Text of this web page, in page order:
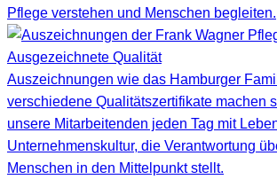
Pflege verstehen und Menschen begleiten.
Ausgezeichnete Qualität
Auszeichnungen wie das Hamburger
verschiedene Qualitätszertifikate machen
unsere Mitarbeitenden jeden Tag mit
Unternehmenskultur, die Verantwortung
Menschen in den Mittelpunkt stellt.